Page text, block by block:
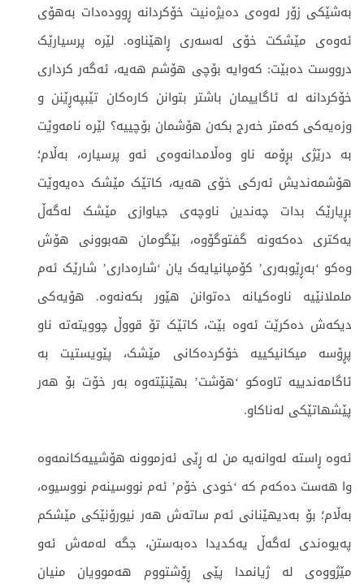
بەشێکی زۆر لەوەی دەیژەنیت خۆکردانە ڕوودەدات بەهۆی
ئەوەی مێشکت خۆی لەسەری ڕاهێناوە. لێرە پرسیارێک
درووست دەبێت: کەوایە بۆچی هۆشم هەیە، ئەگەر کرداری
خۆکردانە لە ئاگاییمان باشتر بتوانن کارەکان تێبپەڕێنن و
وزەیەکی کەمتر خەرج بکەن هۆشمان بۆچییە؟ لێرە نامەوێت
بە درێژی بڕۆمە ناو وەڵامدانەوەی ئەو پرسیارە، بەڵام؛
هۆشمەندیش ئەرکی خۆی هەیە، کاتێک مێشک دەیەوێت
بڕیارێک بدات چەندین ناوچەی جیاوازی مێشک لەگەڵ
یەکتری دەکەونە گفتوگۆوە، بێگومان هەبوونی هۆش
وەکو ‘بەڕێوبەری’ کۆمپانیایەک یان ‘شارەداری’ شارێک ئەم
ململانێیە ناوەکیانە دەتوانن هێور بکەنەوە. هۆیەکی
دیکەش دەکرێت ئەوە بێت، کاتێک تۆ قووڵ چوویتەتە ناو
پڕۆسە میکانیکییە خۆکردەکانی مێشک، پێویستیت بە
ئاگامەندییە تاوەکو ‘هۆشت’ بهێنێتەوە بەر خۆت بۆ هەر
پێشهاتێکی لەناکاو.
ئەوە ڕاستە لەوانەیە من لە ڕێی ئەزموونە هۆشییەکانمەوە
وا هەست دەکەم کە ‘خودی خۆم’ ئەم نووسینەم نووسیوە،
بەڵام؛ بۆ بەدیهێنانی ئەم ساتەش هەر نیورۆنێکی مێشکم
پەیوەندی لەگەڵ یەکدیدا دەبەستن، جگە لەمەش ئەو
مێژووەی لە ژیانمدا پێی ڕۆشتووم هەموویان منیان